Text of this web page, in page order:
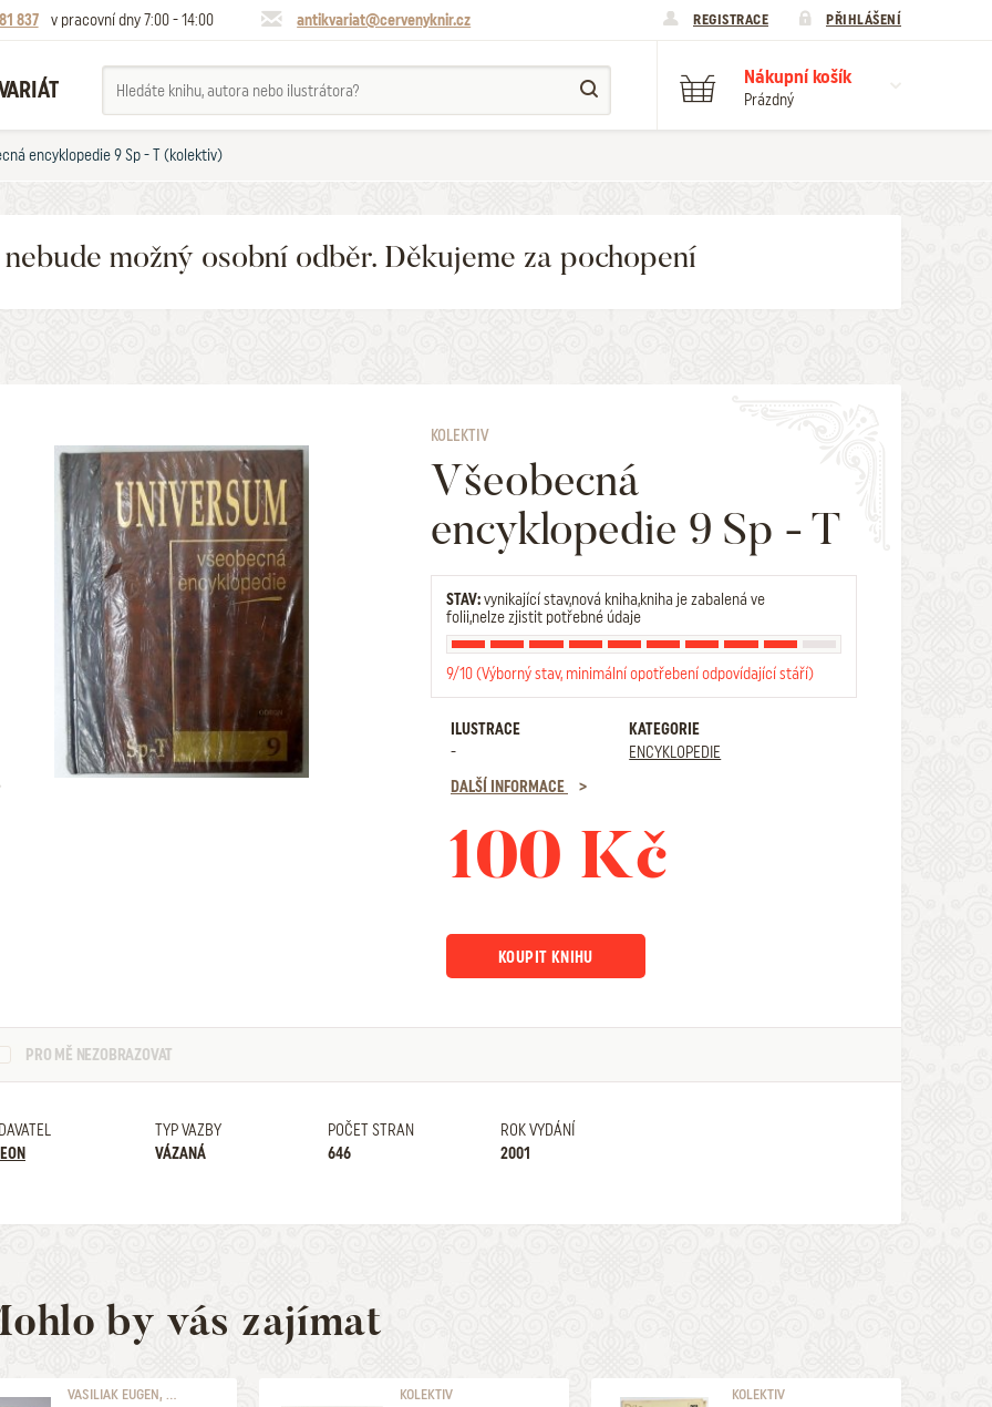
837 v pracovní dny 7:00 - 14:00 antikvariat@cervenyknir.cz REGISTRACE PŘIHLÁŠENÍ
Nákupní košík
Prázdný
encyklopedie 9 Sp - T (kolektiv)
možný osobní odběr. Děkujeme za pochopení
KOLEKTIV
Všeobecná
encyklopedie 9 Sp - T
STAV:vynikající stav,nová kniha,kniha je zabalená ve
folii,nelze zjistit potřebné údaje
9/10 (Výborný stav, minimální opotřebení odpovídající stáří)
ILUSTRACE
-
KATEGORIE
ENCYKLOPEDIE
DALŠÍ INFORMACE
100 Kč
KOUPIT KNIHU
PRO MĚ NEZOBRAZOVAT
TYP VAZBY
VÁZANÁ
POČET STRAN
646
ROK VYDÁNÍ
2001
by vás zajímat
VASILIAK EUGEN, ... KOLEKTIV KOLEKTIV